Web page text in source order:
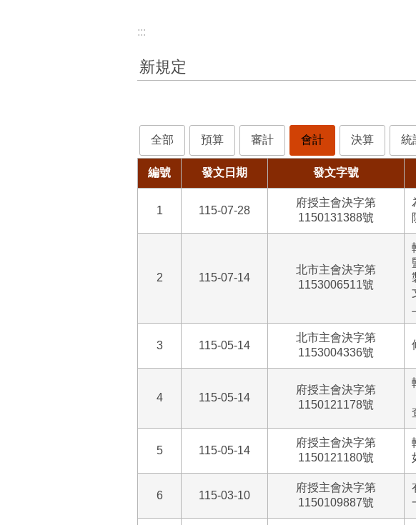
:::
新規定
全部 預算 審計 會計 決算 統
編號 發文日期 發文字號
1 115-07-28
府授主會決字第
1150131388號
2 115-07-14
北市主會決字第
1153006511號
3 115-05-14
北市主會決字第
1153004336號
4 115-05-14
府授主會決字第
1150121178號
5 115-05-14
府授主會決字第
1150121180號
6 115-03-10
府授主會決字第
1150109887號